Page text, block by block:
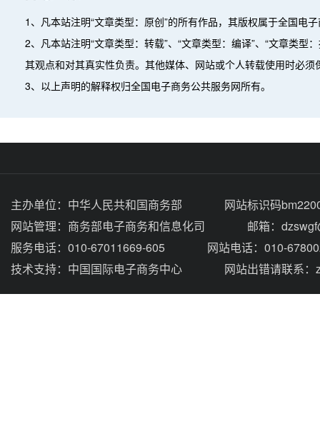
1、凡本站注明“文章类型：原创”的所有作品，其版权属于全国电
2、凡本站注明“文章类型：转载”、“文章类型：编译”、“文章类
其观点和对其真实性负责。其他媒体、网站或个人转载使用时必
3、以上声明的解释权归全国电子商务公共服务网所有。
主办单位： 中华人民共和国商务部
网站标识码
网站管理： 商务部电子商务和信息化司
邮箱：
服务电话：010-67011669-605
网站电话：010-
技术支持： 中国国际电子商务中心 网站出错请联系